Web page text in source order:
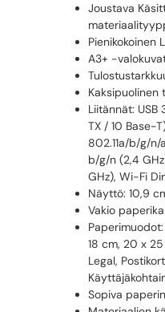
Joustava
Pienikokoinen
A3+ -
Kaksipuolinen
Liitännät:
TX / 10 Base-
802.11a/b/g/
b/g/n (2,4
GHz), Wi-Fi
Näyttö: 10,9
Vakio
Paperimuodot:
18 cm, 20 x
Legal,
Sopiva